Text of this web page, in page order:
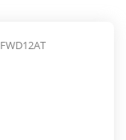
FWD12AT